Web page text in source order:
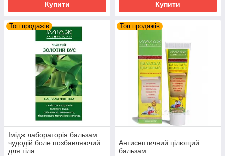
Купити Купити
Топ продажів
Імідж лабораторія бальзам
чудодій боле позбавляючий
для тіла
Топ продажів
Антисептичний цілющий
бальзам